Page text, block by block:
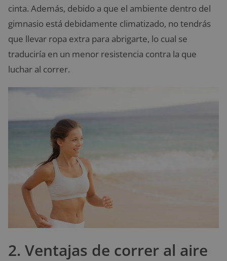
cinta. Además, debido a que el ambiente dentro del
gimnasio está debidamente climatizado, no tendrás
que llevar ropa extra para abrigarte, lo cual se
traduciría en un menor resistencia contra la que
luchar al correr.
2. Ventajas de correr al aire